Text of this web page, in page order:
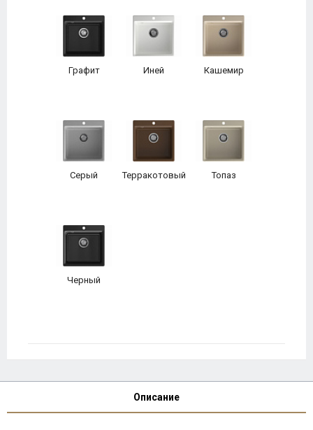
Графит Иней Кашемир
Серый Терракотовый Топаз
Черный
Описание